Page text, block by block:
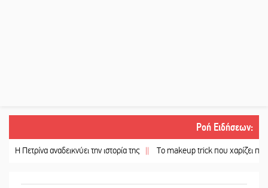
Ροή Ειδήσεων:
αναδεικνύει την ιστορία της || Το makeup trick που χαρίζει πιο γεμάτα